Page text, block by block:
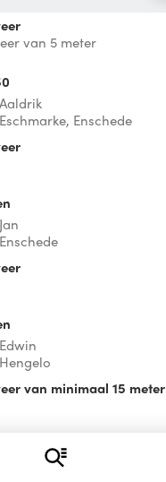
van 5 meter
Aaldrik
Eschmarke, Enschede
Jan
Enschede
Edwin
Hengelo
van minimaal 15 meter